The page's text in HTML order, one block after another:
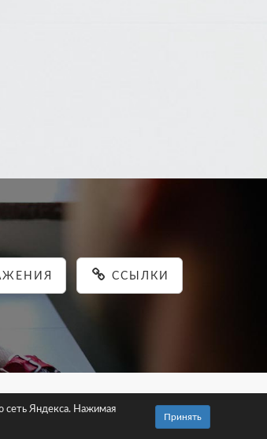
ССЫЛКИ
сеть Яндекса. Нажимая
Принять